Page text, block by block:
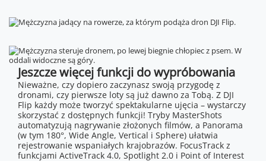
Jeszcze więcej funkcji do wypróbowania
Nieważne, czy dopiero zaczynasz swoją przygodę z
dronami, czy pierwsze loty są już dawno za Tobą. Z DJI
Flip każdy może tworzyć spektakularne ujęcia – wystarczy
skorzystać z dostępnych funkcji! Tryby MasterShots
automatyzują nagrywanie złożonych filmów, a Panorama
(w tym 180°, Wide Angle, Vertical i Sphere) ułatwia
rejestrowanie wspaniałych krajobrazów. FocusTrack z
funkcjami ActiveTrack 4.0, Spotlight 2.0 i Point of Interest